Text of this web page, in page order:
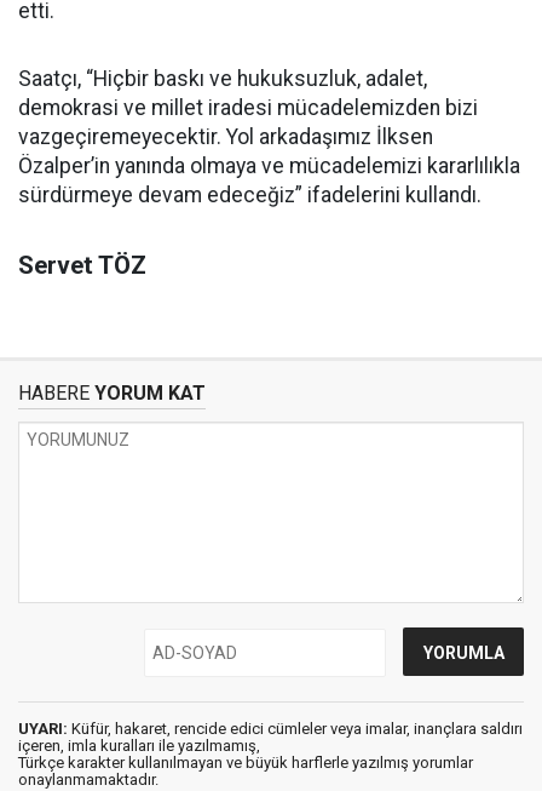
etti.
Saatçı, “Hiçbir baskı ve hukuksuzluk, adalet,
demokrasi ve millet iradesi mücadelemizden bizi
vazgeçiremeyecektir. Yol arkadaşımız İlksen
Özalper’in yanında olmaya ve mücadelemizi kararlılıkla
sürdürmeye devam edeceğiz” ifadelerini kullandı.
Servet TÖZ
HABERE YORUM KAT
UYARI: Küfür, hakaret, rencide edici cümleler veya imalar, inançlara saldırı
içeren, imla kuralları ile yazılmamış,
Türkçe karakter kullanılmayan ve büyük harflerle yazılmış yorumlar
onaylanmamaktadır.